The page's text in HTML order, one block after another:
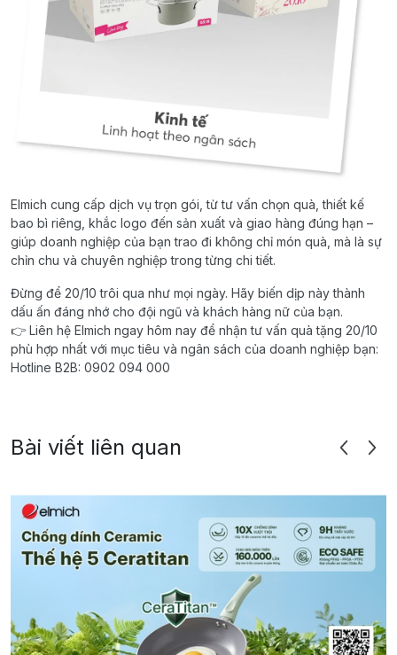
Elmich cung cấp dịch vụ trọn gói, từ tư vấn chọn quà, thiết kế
bao bì riêng, khắc logo đến sản xuất và giao hàng đúng hạn –
giúp doanh nghiệp của bạn trao đi không chỉ món quà, mà là sự
chỉn chu và chuyên nghiệp trong từng chi tiết.
Đừng để 20/10 trôi qua như mọi ngày. Hãy biến dịp này thành
dấu ấn đáng nhớ cho đội ngũ và khách hàng nữ của bạn.
👉 Liên hệ Elmich ngay hôm nay để nhận tư vấn quà tặng 20/10
phù hợp nhất với mục tiêu và ngân sách của doanh nghiệp bạn:
Hotline B2B: 0902 094 000
Bài viết liên quan